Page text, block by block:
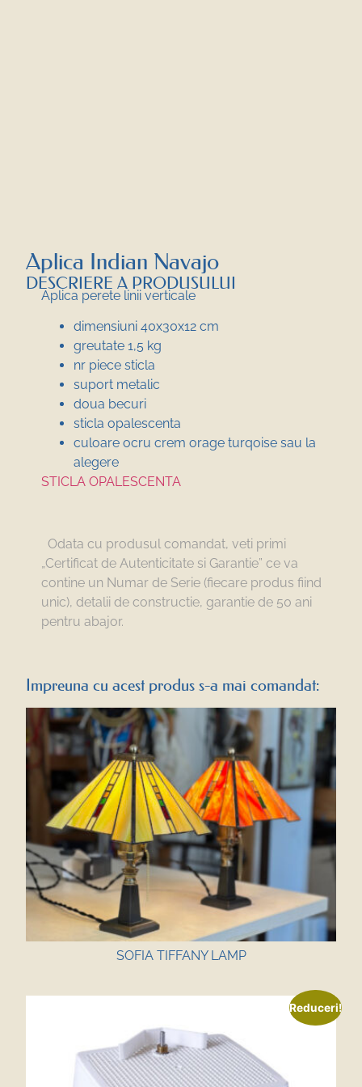
Aplica Indian Navajo
DESCRIERE A PRODUSULUI
Aplica perete linii verticale
dimensiuni 40x30x12 cm
greutate 1,5 kg
nr piece sticla
suport metalic
doua becuri
sticla opalescenta
culoare ocru crem orage turqoise sau la
alegere
STICLA OPALESCENTA
Odata cu produsul comandat, veti primi
„Certificat de Autenticitate si Garantie” ce va
contine un Numar de Serie (fiecare produs fiind
unic), detalii de constructie, garantie de 50 ani
pentru abajor.
Impreuna cu acest produs s-a mai comandat:
SOFIA TIFFANY LAMP
Reduceri!